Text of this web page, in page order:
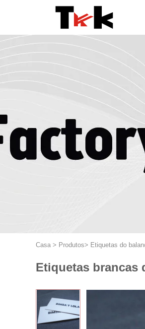
Casa > Produtos> Etiquetas do
Etiquetas brancas